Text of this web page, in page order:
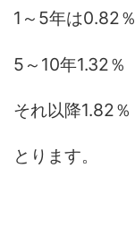
1～5年は0.82％
5～10年1.32％
それ以降1.82％
とります。